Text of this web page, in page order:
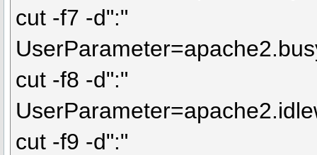
cut -f7 -d":"
cut -f8 -d":"
cut -f9 -d":"